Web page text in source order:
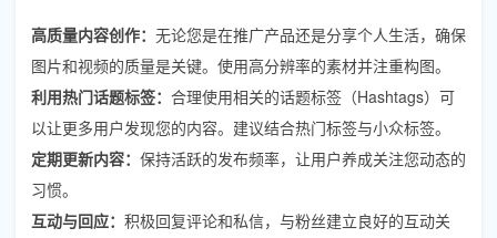
高质量内容创作： 无论您是在推广产品还是分享个人生活，确保
图片和视频的质量是关键。使用高分辨率的素材并注重构图。
利用热门话题标签： 合理使用相关的话题标签（Hashtags）可
以让更多用户发现您的内容。建议结合热门标签与小众标签。
定期更新内容： 保持活跃的发布频率，让用户养成关注您动态的
习惯。
互动与回应： 积极回复评论和私信，与粉丝建立良好的互动关